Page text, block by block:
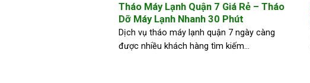
Tháo Máy Lạnh Quận 7 Giá Rẻ – Tháo
Dỡ Máy Lạnh Nhanh 30 Phút
Dịch vụ tháo máy lạnh quận 7 ngày càng
được nhiều khách hàng tìm kiếm...